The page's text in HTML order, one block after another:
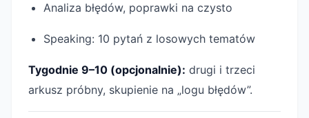
Analiza błędów, poprawki na czysto
Speaking: 10 pytań z losowych tematów
Tygodnie 9–10 (opcjonalnie): drugi i trzeci
arkusz próbny, skupienie na „logu błędów”.